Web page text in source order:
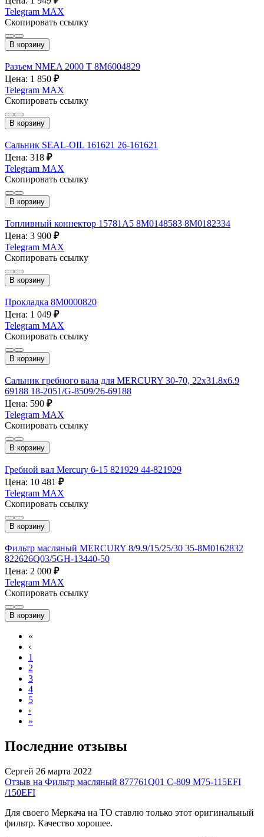
Telegram MAX
Скопировать ссылку
В корзину
Разъем NMEA 2000 T 8M6004829
Цена: 1 850 ₽
Telegram MAX
Скопировать ссылку
В корзину
Сальник SEAL-OIL 161621 26-161621
Цена: 318 ₽
Telegram MAX
Скопировать ссылку
В корзину
Топливный коннектор 15781А5 8M0148583 8M0182334
Цена: 3 900 ₽
Telegram MAX
Скопировать ссылку
В корзину
Прокладка 8M0000820
Цена: 1 049 ₽
Telegram MAX
Скопировать ссылку
В корзину
Сальник гребного вала для MERCURY 30-70, 22х31.8х6.9
69188 18-2051/G-8509/26-69188
Цена: 590 ₽
Telegram MAX
Скопировать ссылку
В корзину
Гребной вал Mercury 6-15 821929 44-821929
Цена: 10 481 ₽
Telegram MAX
Скопировать ссылку
В корзину
Фильтр масляный MERCURY 8/9.9/15/25/30 35-8M0162832
822626Q03/5GH-13440-50
Цена: 2 000 ₽
Telegram MAX
Скопировать ссылку
В корзину
«
‹
1
2
3
4
5
›
»
Последние отзывы
Сергей 26 марта 2022
Отзыв на Фильтр масляный 877761Q01 C-809 M75-115EFI
/150EFI
Для своего Меркача на ТО ставлю только этот оригинальный
фильтр. Качество хорошее.